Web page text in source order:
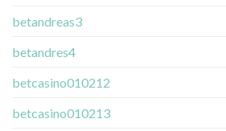
betandreas3
betandres4
betcasino010212
betcasino010213